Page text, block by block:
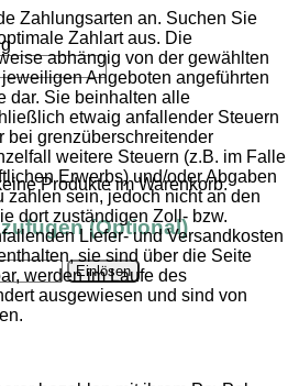
Produkte im Warenkorb.
(Optional)
Zahlungsarten an. Suchen Sie
Zahlart aus. Die
abhängig von der gewählten
Angeboten angeführten
dar. Sie beinhalten alle
etwaig anfallender Steuern
bei grenzüberschreitender
weitere Steuern (z.B. im Falle
Erwerbs) und/oder Abgaben
zahlen sein, jedoch nicht an den
dort zuständigen Zoll- bzw.
Liefer- und Versandkosten
sie sind über die Seite
werden im Laufe des
ausgewiesen und sind von